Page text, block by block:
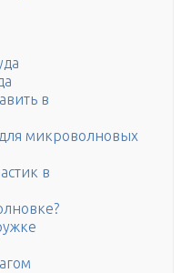
в
микроволновых
в